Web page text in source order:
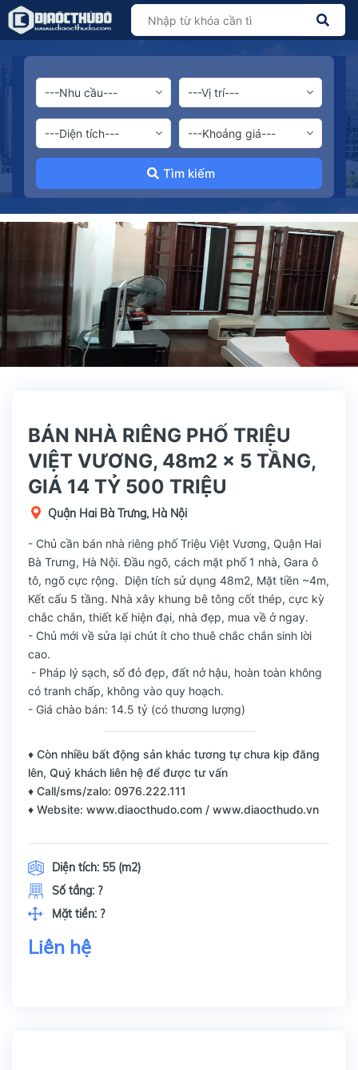
Tìm kiếm
BÁN NHÀ RIÊNG PHỐ TRIỆU
VIỆT VƯƠNG, 48m2 x 5 TẦNG,
GIÁ 14 TỶ 500 TRIỆU
Quận Hai Bà Trưng, Hà Nội
- Chủ cần bán nhà riêng phố Triệu Việt Vương, Quận Hai
Bà Trưng, Hà Nội. Đầu ngõ, cách mặt phố 1 nhà, Gara ô
tô, ngõ cực rộng. Diện tích sử dụng 48m2, Mặt tiền ~4m,
Kết cấu 5 tầng. Nhà xây khung bê tông cốt thép, cực kỳ
chắc chắn, thiết kế hiện đại, nhà đẹp, mua về ở ngay.
- Chủ mới về sửa lại chút ít cho thuê chắc chắn sinh lời
cao.
- Pháp lý sạch, sổ đỏ đẹp, đất nở hậu, hoàn toàn không
có tranh chấp, không vào quy hoạch.
- Giá chào bán: 14.5 tỷ (có thương lượng)
♦ Còn nhiều bất động sản khác tương tự chưa kịp đăng
lên, Quý khách liên hệ để được tư vấn
♦ Call/sms/zalo: 0976.222.111
♦ Website: www.diaocthudo.com / www.diaocthudo.vn
Diện tích: 55 (m2)
Số tầng: ?
Mặt tiền: ?
Liên hệ